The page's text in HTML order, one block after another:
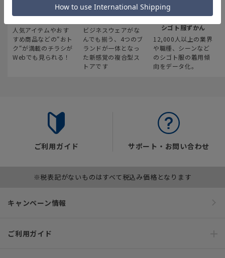
最新のお買い得情報
人気アイテムやおす
すめ商品などの“おト
ク“が満載のチラシが
Webでも見られる！
スーツスクエア
ビジネスウェアがな
んでも揃う、4つのブ
ランドが一体となっ
た新感覚の複合型ス
トアです
みんなの
シゴト服ずかん
12,000人以上の業界
や職種、シーンなど
のシゴト服の着用傾
向をデータ化。
ご利用ガイド サポート・お問い合わせ
※税表記がないものはすべて税込み価格となります
キャンペーン情報
ご利用ガイド